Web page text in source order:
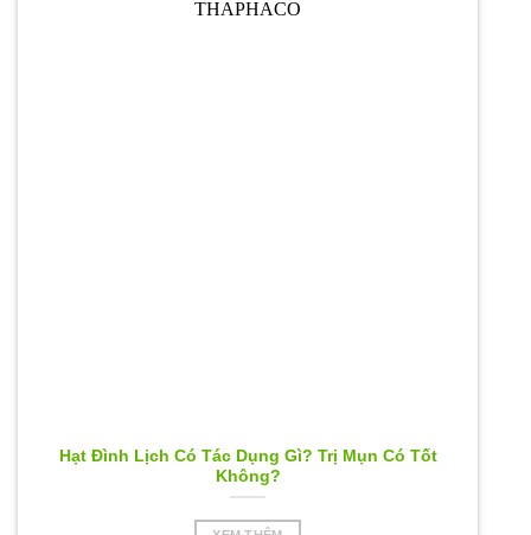
Hạt Đình Lịch Có Tác Dụng Gì? Trị Mụn Có Tốt
Không?